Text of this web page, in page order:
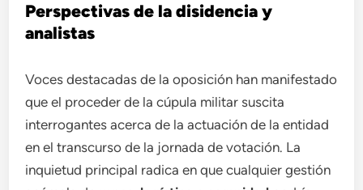
Perspectivas de la disidencia y
analistas
Voces destacadas de la oposición han manifestado
que el proceder de la cúpula militar suscita
interrogantes acerca de la actuación de la entidad
en el transcurso de la jornada de votación. La
inquietud principal radica en que cualquier gestión